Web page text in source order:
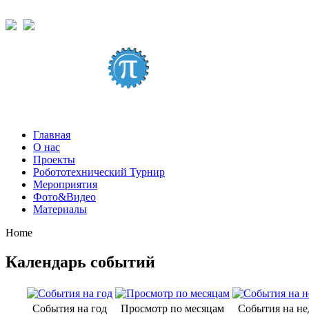
Главная
О нас
Проекты
Робототехнический Турнир
Мероприятия
Фото&Видео
Материалы
Home
Календарь событий
События на год Просмотр по месяцам
События на